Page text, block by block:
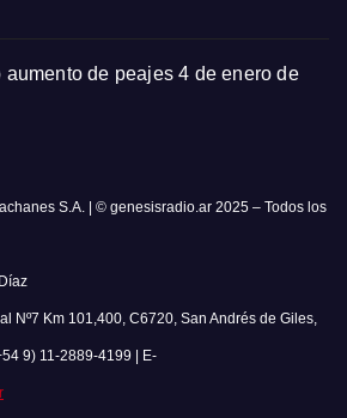
aumento de peajes 4 de enero de
S.A. | © genesisradio.ar 2025 – Todos los
Nº7 Km 101,400, C6720, San Andrés de Giles,
9) 11-2889-4199 | E-